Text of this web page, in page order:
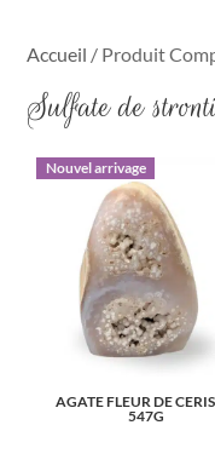
Accueil / Produit
Sulfate de
Nouvel arrivage
AGATE FLEUR DE
547G